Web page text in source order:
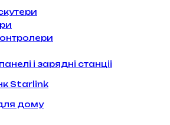
і зарядні станції
Starlink
дому